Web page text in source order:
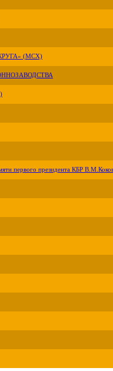
(МСХ)
первого президента КБР